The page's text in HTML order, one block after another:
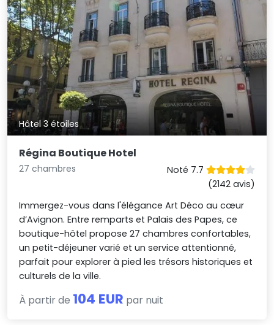
Hôtel 3 étoiles
Régina Boutique Hotel
27 chambres
Noté 7.7
(2142 avis)
Immergez-vous dans l'élégance Art Déco au cœur
d’Avignon. Entre remparts et Palais des Papes, ce
boutique-hôtel propose 27 chambres confortables,
un petit-déjeuner varié et un service attentionné,
parfait pour explorer à pied les trésors historiques et
culturels de la ville.
À partir de 104 EUR par nuit